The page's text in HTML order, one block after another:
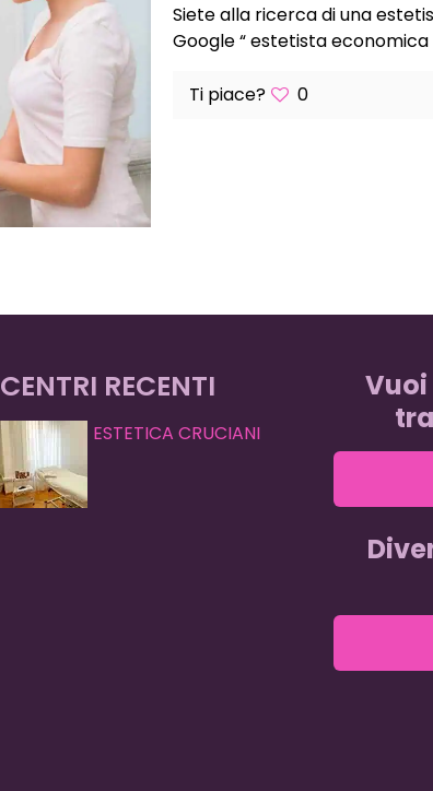
Siete alla ricerca di una
Google “ estetista
Ti piace? 0
CENTRI RECENTI
ESTETICA CRUCIANI